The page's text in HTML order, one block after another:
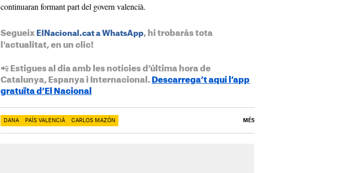
continuaran formant part del govern valencià.
Segueix ElNacional.cat a WhatsApp, hi trobaràs tota
l'actualitat, en un clic!
📲 Estigues al dia amb les notícies d’última hora de
Catalunya, Espanya i Internacional. Descarrega’t aquí l’app
gratuïta d’El Nacional
DANA PAÍS VALENCIÀ CARLOS MAZÓN MÉS